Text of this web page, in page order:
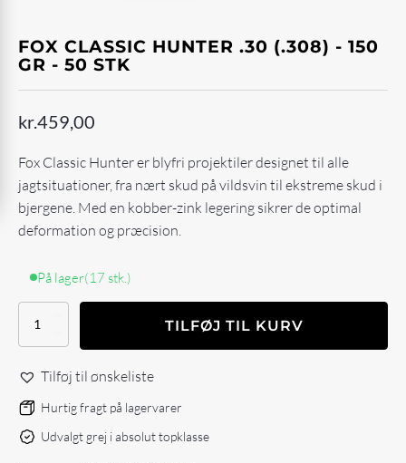
FOX CLASSIC HUNTER .30 (.308) - 150
GR - 50 STK
kr.459,00
Fox Classic Hunter er blyfri projektiler designet til alle
jagtsituationer, fra nært skud på vildsvin til ekstreme skud i
bjergene. Med en kobber-zink legering sikrer de optimal
deformation og præcision.
På lager(17 stk.)
hunter
.30
(.308)
-
150
gr
TILFØJ TIL KURV
Tilføj til ønskeliste
Hurtig fragt på lagervarer
Udvalgt grej i absolut topklasse